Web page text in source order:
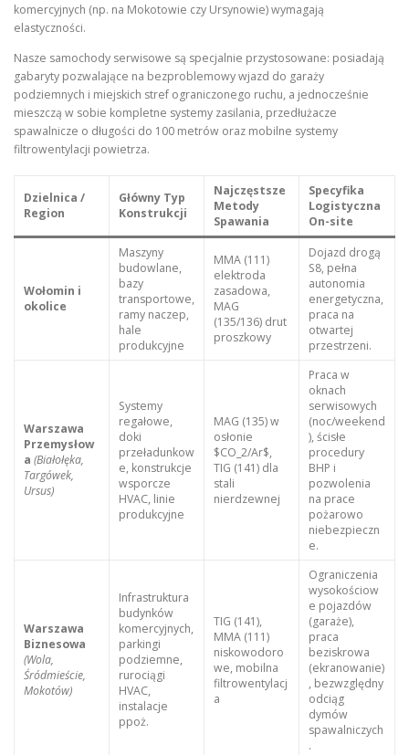
komercyjnych (np. na Mokotowie czy Ursynowie) wymagają
elastyczności.
Nasze samochody serwisowe są specjalnie przystosowane: posiadają
gabaryty pozwalające na bezproblemowy wjazd do garaży
podziemnych i miejskich stref ograniczonego ruchu, a jednocześnie
mieszczą w sobie kompletne systemy zasilania, przedłużacze
spawalnicze o długości do 100 metrów oraz mobilne systemy
filtrowentylacji powietrza.
Dzielnica /
Region
Główny Typ
Konstrukcji
Najczęstsze
Metody
Spawania
Specyfika
Logistyczna
On-site
Wołomin i
okolice
Maszyny
budowlane,
bazy
transportowe,
ramy naczep,
hale
produkcyjne
MMA (111)
elektroda
zasadowa,
MAG
(135/136) drut
proszkowy
Dojazd drogą
S8, pełna
autonomia
energetyczna,
praca na
otwartej
przestrzeni.
Warszawa
Przemysłow
a (Białołęka,
Targówek,
Ursus)
Systemy
regałowe,
doki
przeładunkow
e, konstrukcje
wsporcze
HVAC, linie
produkcyjne
MAG (135) w
osłonie
$CO_2/Ar$,
TIG (141) dla
stali
nierdzewnej
Praca w
oknach
serwisowych
(noc/weekend
), ścisłe
procedury
BHP i
pozwolenia
na prace
pożarowo
niebezpieczn
e.
Warszawa
Biznesowa
(Wola,
Śródmieście,
Mokotów)
Infrastruktura
budynków
komercyjnych,
parkingi
podziemne,
rurociągi
HVAC,
instalacje
ppoż.
TIG (141),
MMA (111)
niskowodoro
we, mobilna
filtrowentylacj
a
Ograniczenia
wysokościow
e pojazdów
(garaże),
praca
beziskrowa
(ekranowanie)
, bezwzględny
odciąg
dymów
spawalniczych
.